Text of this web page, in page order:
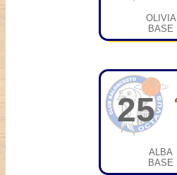
OLIVIA
BASE
25
ALBA
BASE